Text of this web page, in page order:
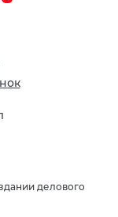
делового